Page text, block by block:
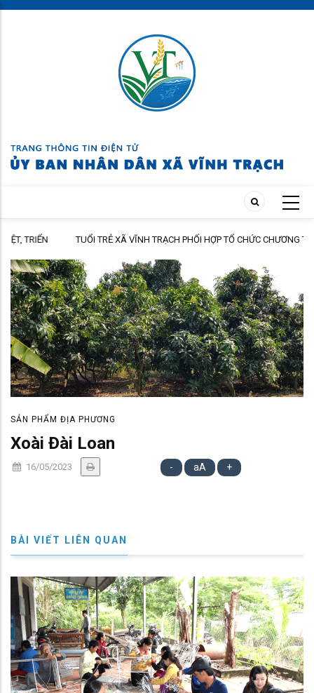
Skip
TUỔI TRẺ XÃ VĨNH TRẠCH PHỐI HỢP TỔ CHỨC CHƯƠNG TRÌNH THĂM
HỎI, TẶNG QUÀ GIA ĐÌNH THÂN NHÂN NGƯỜI CÓ CÔNG
SẢN PHẨM ĐỊA PHƯƠNG
Xoài Đài Loan
16/05/2023 - aA +
BÀI VIẾT LIÊN QUAN